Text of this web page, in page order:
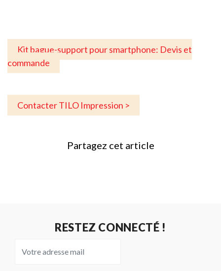
Kit bague-support pour smartphone: Devis et
commande
Contacter TILO Impression >
Partagez cet article
RESTEZ CONNECTÉ !